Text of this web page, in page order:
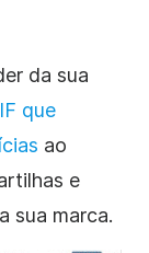
da sua
que
ao
e
sua marca.